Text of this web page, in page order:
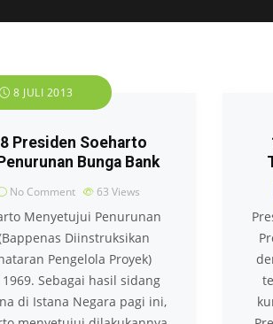
8 JULI 2013
Presiden Soeharto
Bunga Bank
No Comment 63 Views
Menyetujui Penurunan
Diinstruksikan
Pengelola Proyek)
1969. Sebagai hasil sidang
di Istana Negara pagi ini,